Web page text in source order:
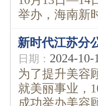
举办，海南新
新时代江苏分
日期： 2024-10-
为了提升美容
就美丽事业，
成功举办美容